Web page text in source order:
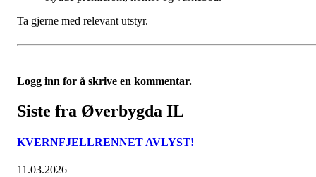
Ta gjerne med relevant utstyr.
Logg inn for å skrive en kommentar.
Siste fra Øverbygda IL
KVERNFJELLRENNET AVLYST!
11.03.2026